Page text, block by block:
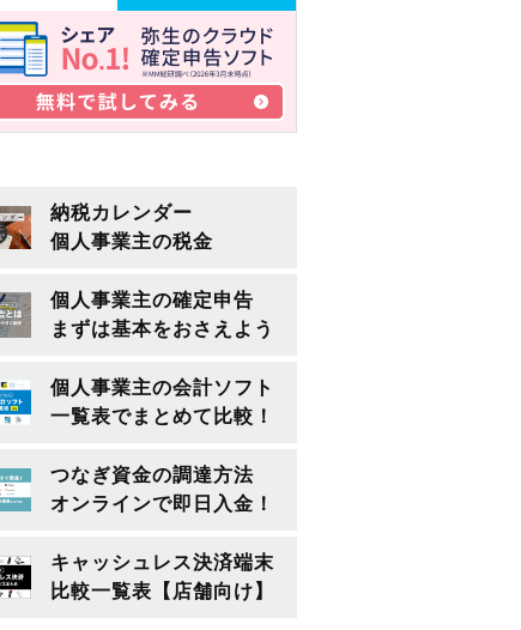
納税カレンダー
個人事業主の税金
個人事業主の確定申告
まずは基本をおさえよう
個人事業主の会計ソフト
一覧表でまとめて比較！
つなぎ資金の調達方法
オンラインで即日入金！
キャッシュレス決済端末
比較一覧表【店舗向け】